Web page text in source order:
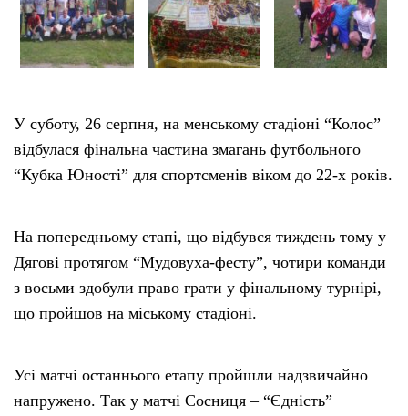
У суботу, 26 серпня, на менському стадіоні “Колос”
відбулася фінальна частина змагань футбольного
“Кубка Юності” для спортсменів віком до 22-х років.
На попередньому етапі, що відбувся тиждень тому у
Дягові протягом “Мудовуха-фесту”, чотири команди
з восьми здобули право грати у фінальному турнірі,
що пройшов на міському стадіоні.
Усі матчі останнього етапу пройшли надзвичайно
напружено. Так у матчі Сосниця – “Єдність”